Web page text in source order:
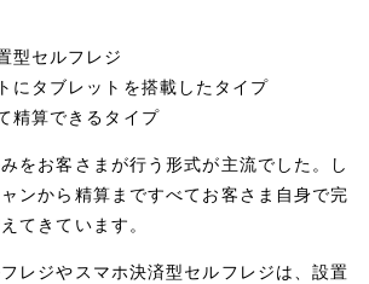
型セルフレジ
にタブレットを搭載したタイプ
精算できるタイプ
をお客さまが行う形式が主流でした。し
ンから精算まですべてお客さま自身で完
てきています。
レジやスマホ決済型セルフレジは、設置